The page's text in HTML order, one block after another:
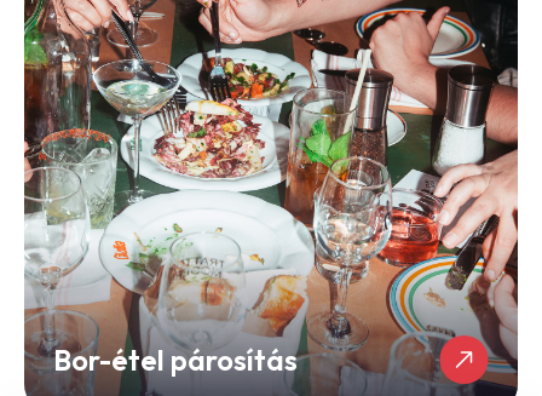
Bor-étel párosítás